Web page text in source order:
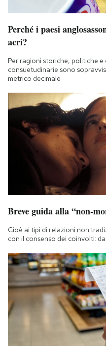
Area Personale
Notifiche mobile
Hai bisogno di aiuto?
Esci
Perché i paesi
acri?
Per ragioni storiche, politiche
consuetudinarie sono
metrico decimale
Breve guida alla “non-
Cioè ai tipi di relazioni non
con il consenso dei coinvolti: